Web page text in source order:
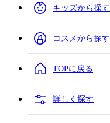
キッズから探す
コスメから探す
TOPに戻る
詳しく探す